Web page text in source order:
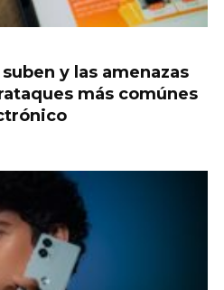
y las amenazas
más comúnes